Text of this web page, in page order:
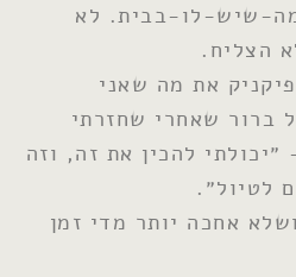
שיש-לו-בבית. לא
הצליח.
את מה שאני
ברור שאחרי שחזרתי
להכין את זה, וזה
לטיול״.
אחכה יותר מדי זמן